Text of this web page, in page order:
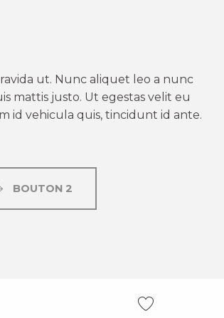
ut. Nunc aliquet leo a nunc
mattis justo. Ut egestas velit eu
id vehicula quis, tincidunt id ante.
BOUTON 2